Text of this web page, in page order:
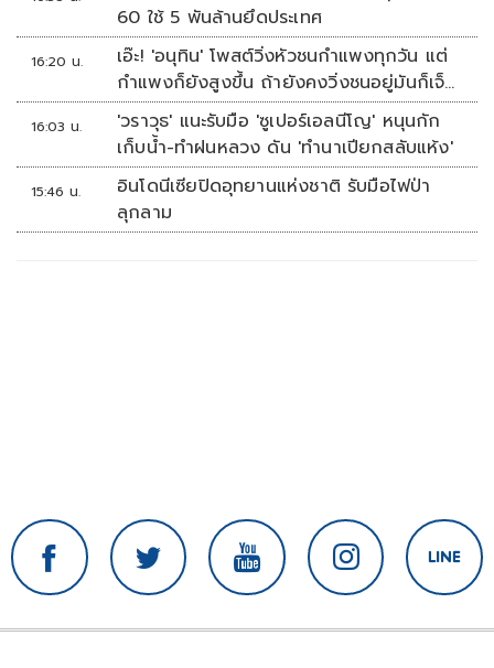
60 ใช้ 5 พันล้านยึดประเทศ
16:20 น.
เอ๊ะ! 'อนุทิน' โพสต์วิ่งหัวชนกำแพงทุกวัน แต่
กำแพงก็ยังสูงขึ้น ถ้ายังคงวิ่งชนอยู่มันก็เจ็บ
หัวอีก
16:03 น.
'วราวุธ' แนะรับมือ 'ซูเปอร์เอลนีโญ' หนุนกัก
เก็บน้ำ-ทำฝนหลวง ดัน 'ทำนาเปียกสลับแห้ง'
15:46 น.
อินโดนีเซียปิดอุทยานแห่งชาติ รับมือไฟป่า
ลุกลาม